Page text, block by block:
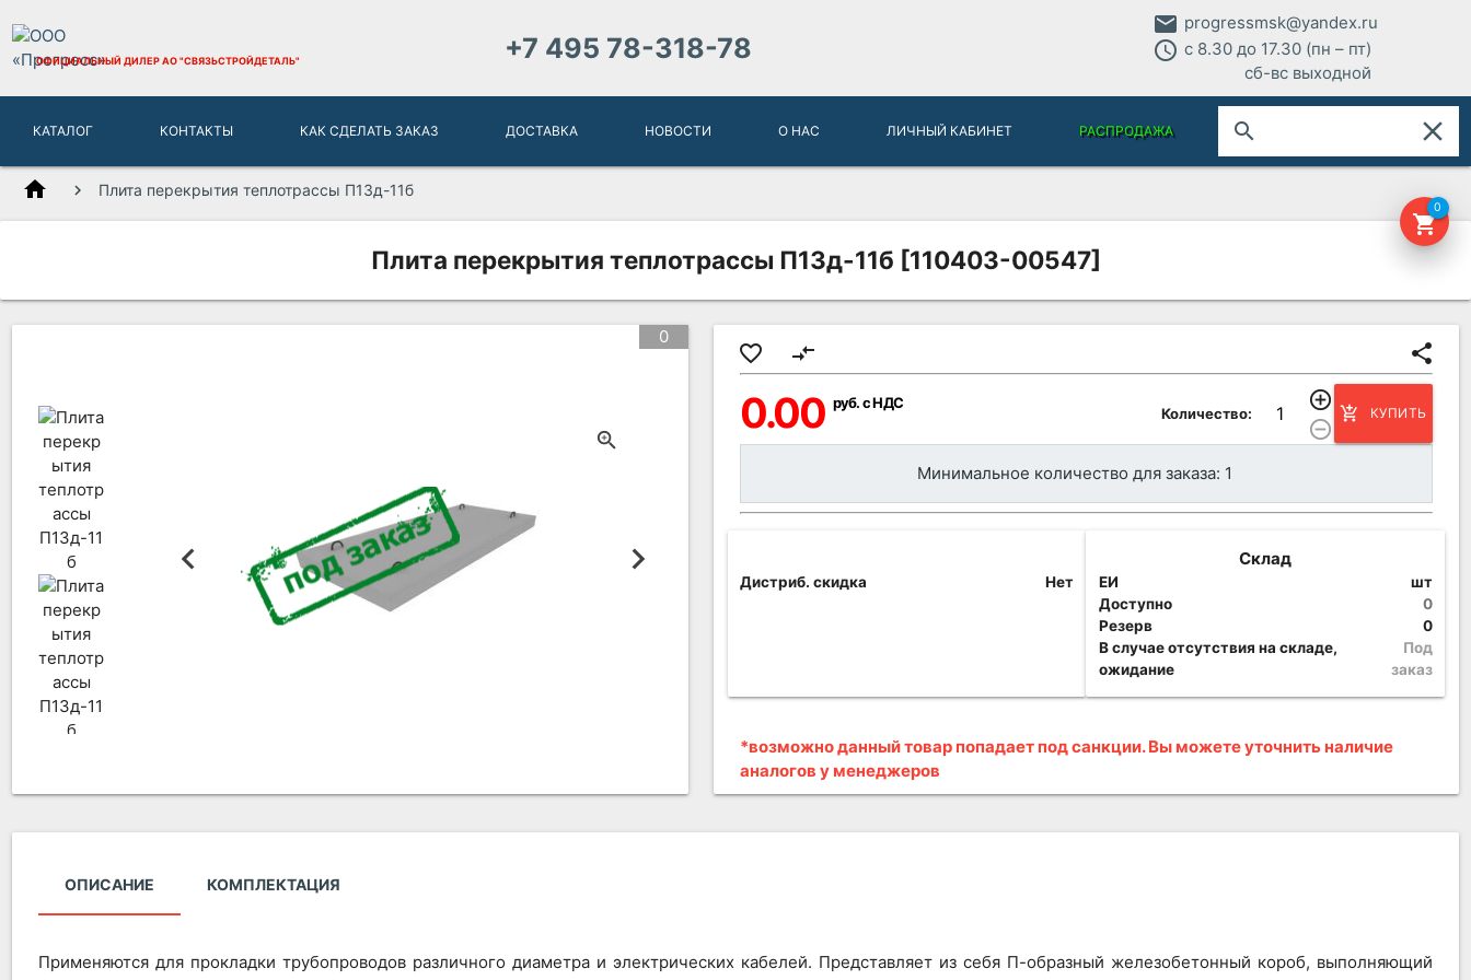
ОФИЦИАЛЬНЫЙ ДИЛЕРАО "СВЯЗЬСТРОЙДЕТАЛЬ" +7 495 78-318-78
email progressmsk@yandex.ru
access_time с 8.30 до 17.30 (пн – пт)
сб-вс выходной
КАТАЛОГ КОНТАКТЫ КАК СДЕЛАТЬ ЗАКАЗ ДОСТАВКА НОВОСТИ О НАС ЛИЧНЫЙ КАБИНЕТ РАСПРОДАЖА search close
shopping_cart
0
home Плита перекрытия теплотрассы П13д-11б
Плита перекрытия теплотрассы П13д-11б [110403-00547]
0
favorite_border compare_arrows share
0.00 руб. с НДС
Количество:
add_circle_outline
remove_circle_outline
add_shopping_cart КУПИТЬ
Минимальное количество для заказа: 1
Дистриб. скидка Нет
Склад
ЕИ
шт
Доступно
0
Резерв
0
В случае отсутствия на складе,
ожидание
Под
заказ
*возможно данный товар попадает под санкции. Вы можете уточнить наличие
аналогов у менеджеров
ОПИСАНИЕ КОМПЛЕКТАЦИЯ
Применяются для прокладки трубопроводов различного диаметра и электрических кабелей. Представляет из себя П-образный железобетонный короб, выполняющий